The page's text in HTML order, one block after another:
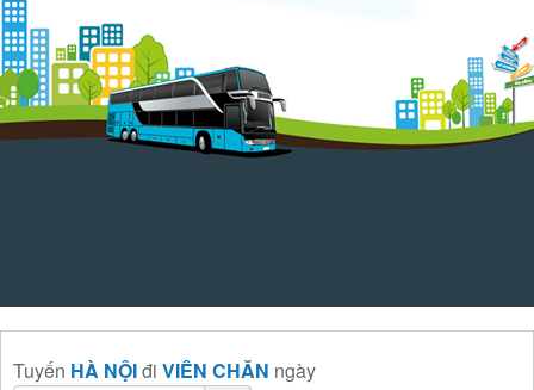
Tuyến HÀ NỘIđi VIÊN CHĂN ngày